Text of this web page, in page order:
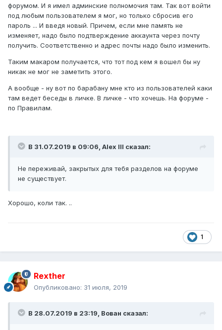
форумом. И я имел админские полномочия там. Так вот войти
под любым пользователем я мог, но только сбросив его
пароль ... И введя новый. Причем, если мне память не
изменяет, надо было подтверждение аккаунта через почту
получить. Соответственно и адрес почты надо было изменить.
Таким макаром получается, что тот под кем я вошел бы ну
никак не мог не заметить этого.
А вообще - ну вот по барабану мне кто из пользователей каки
там ведет беседы в личке. В личке - что хочешь. На форуме -
по Правилам.
В 31.07.2019 в 09:06, Alex IlI сказал:
Не переживай, закрытых для тебя разделов на форуме
не существует.
Хорошо, коли так. ..
1
Rexther
Опубликовано: 31 июля, 2019
В 28.07.2019 в 23:19, Вован сказал: